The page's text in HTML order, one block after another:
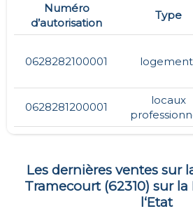
Numéro
d’autorisation
Type
0628282100001
0628281200001
locaux
Les dernières ventes sur
Tramecourt(62310) sur la
l‘Etat